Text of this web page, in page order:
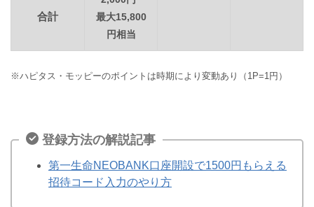
合計
最大15,800
円相当
※ハピタス・モッピーのポイントは時期により変動あり（1P=1円）
登録方法の解説記事
第一生命NEOBANK口座開設で1500円もらえる
招待コード入力のやり方